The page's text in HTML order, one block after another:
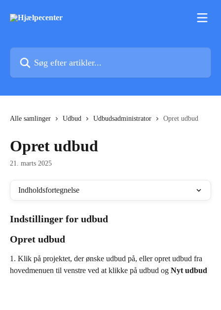
Alle samlinger Udbud Udbudsadministrator Opret udbud
Opret udbud
21. marts 2025
Indholdsfortegnelse
Indstillinger for udbud
Opret udbud
1. Klik på projektet, der ønske udbud på, eller opret udbud fra
hovedmenuen til venstre ved at klikke på udbud og Nyt udbud